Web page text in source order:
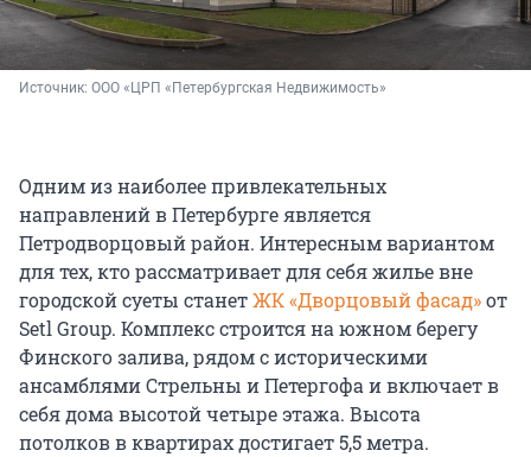
Источник: ООО «ЦРП « Петербургская Недвижимость»
Одним из наиболее привлекательных
направлений в Петербурге является
Петродворцовый район. Интересным вариантом
для тех, кто рассматривает для себя жилье вне
городской суеты станетЖК «Дворцовый фасад»от
Setl Group. Комплекс строится на южном берегу
Финского залива, рядом с историческими
ансамблями Стрельны и Петергофа и включает в
себя дома высотой четыре этажа. Высота
потолков в квартирах достигает 5,5 метра.